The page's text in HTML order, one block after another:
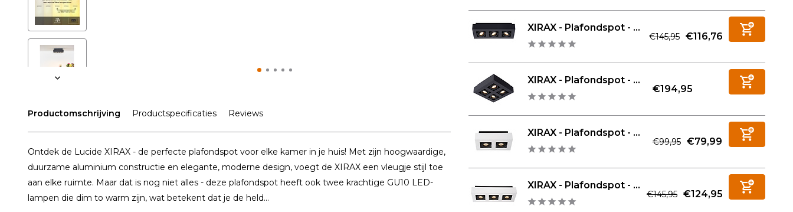
Productomschrijving Productspecificaties Reviews
Ontdek de Lucide XIRAX - de perfecte plafondspot voor elke kamer in je huis! Met zijn hoogwaardige,
duurzame aluminium constructie en elegante, moderne design, voegt de XIRAX een vleugje stijl toe
aan elke ruimte. Maar dat is nog niet alles - deze plafondspot heeft ook twee krachtige GU10 LED-
lampen die dim to warm zijn, wat betekent dat je de held...
XIRAX - Plafondspot - ...
€145,95 €116,76
XIRAX - Plafondspot - ...
€194,95
XIRAX - Plafondspot - ...
€99,95 €79,99
XIRAX - Plafondspot - ...
€145,95 €124,95